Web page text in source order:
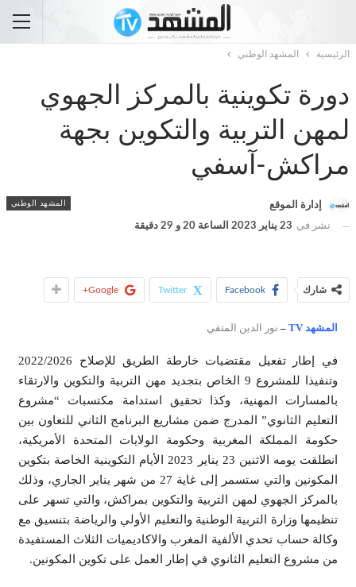
الرئيسية المشهد الوطني
دورة تكوينية بالمركز الجهوي
لمهن التربية والتكوين بجهة
مراكش-آسفي
المشهد الوطني إدارة الموقع
نشر في 23 يناير 2023 الساعة 20 و 29 دقيقة
شارك Facebook
Twitter
Google+
المشهد TV – نور الدين المتقي
في إطار تفعيل مقتضيات خارطة الطريق للإصلاح 2022/2026
وتنفيذا للمشروع 9 الخاص بتجديد مهن التربية والتكوين والارتقاء
بالمسارات المهنية، وكذا تحقيق استدامة مكتسبات “مشروع
التعليم الثانوي” المدرج ضمن مشاريع البرنامج الثاني للتعاون بين
حكومة المملكة المغربية وحكومة الولايات المتحدة الأمريكية،
انطلقت يومه الاثنين 23 يناير 2023 الأيام التكوينية الخاصة بتكوين
المكونين والتي ستسمر إلى غاية 27 من شهر يناير الجاري، وذلك
بالمركز الجهوي لمهن التربية والتكوين بمراكش، والتي تسهر على
تنظيمها وزارة التربية الوطنية والتعليم الأولي والرياضة بتنسيق مع
وكالة حساب تحدي الألفية المغرب والاكاديميات الثلاث المستفيدة
من مشروع التعليم الثانوي في إطار العمل على تكوين المكونين.